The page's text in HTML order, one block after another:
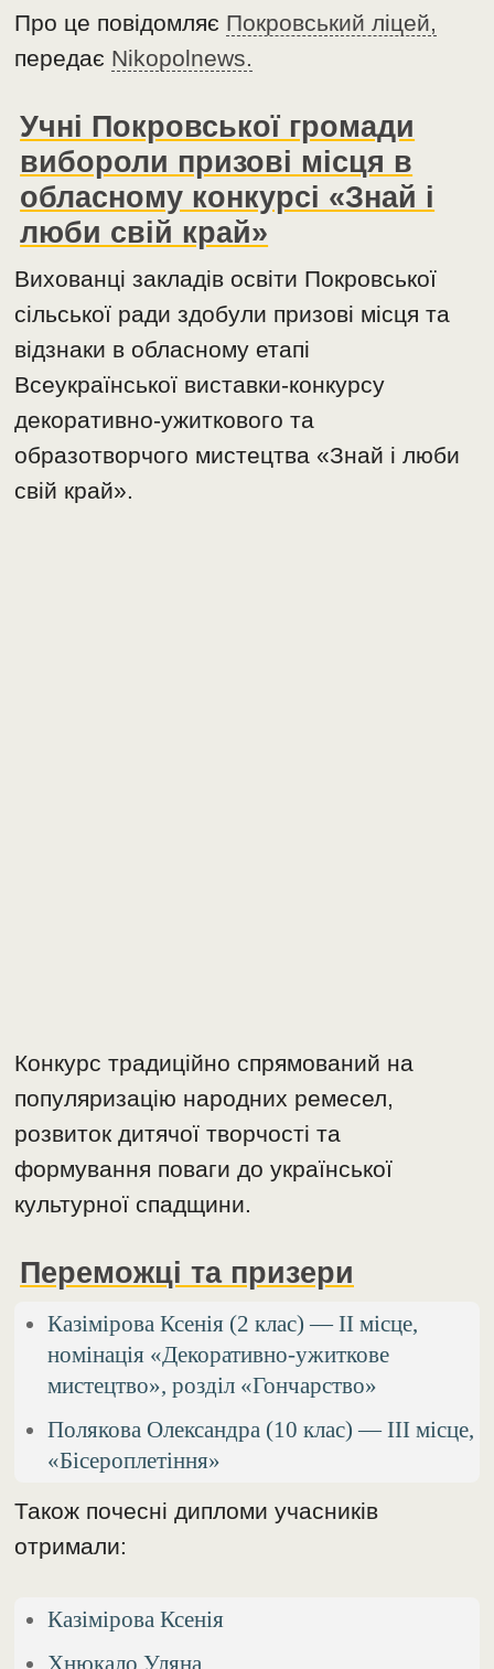
Про це повідомляє Покровський ліцей,
передає Nikopolnews.
Учні Покровської громади
вибороли призові місця в
обласному конкурсі «Знай і
люби свій край»
Вихованці закладів освіти Покровської
сільської ради здобули призові місця та
відзнаки в обласному етапі
Всеукраїнської виставки-конкурсу
декоративно-ужиткового та
образотворчого мистецтва «Знай і люби
свій край».
Конкурс традиційно спрямований на
популяризацію народних ремесел,
розвиток дитячої творчості та
формування поваги до української
культурної спадщини.
Переможці та призери
Казімірова Ксенія (2 клас) — ІІ місце,
номінація «Декоративно-ужиткове
мистецтво», розділ «Гончарство»
Полякова Олександра (10 клас) — ІІІ місце,
«Бісероплетіння»
Також почесні дипломи учасників
отримали:
Казімірова Ксенія
Хнюкало Уляна